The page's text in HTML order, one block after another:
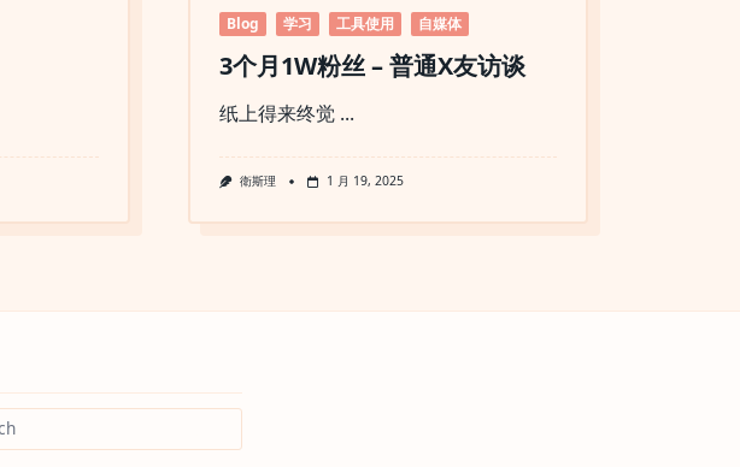
Blog 学习 工具使用 自媒体
3个月1W粉丝 – 普通X友访谈
纸上得来终觉 ...
衛斯理 1 月 19, 2025